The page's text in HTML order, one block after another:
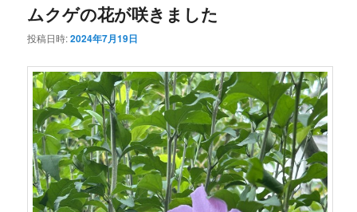
ムクゲの花が咲きました
投稿日時:2024年7月19日